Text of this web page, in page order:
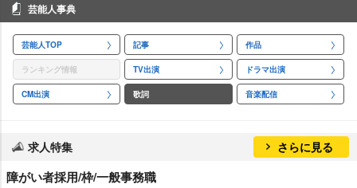
芸能人事典
芸能人TOP 記事 作品
ランキング情報 TV出演 ドラマ出演
CM出演 歌詞 音楽配信
求人特集 さらに見る
障がい者採用/枠/一般事務職